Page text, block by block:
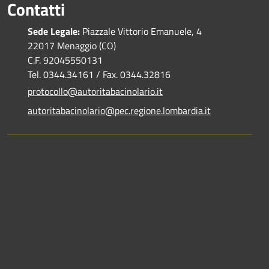
Contatti
Sede Legale: Piazzale Vittorio Emanuele, 4
22017 Menaggio (CO)
C.F. 92045550131
Tel. 0344.34161 / Fax. 0344.32816
protocollo@autoritabacinolario.it
autoritabacinolario@pec.regione.lombardia.it